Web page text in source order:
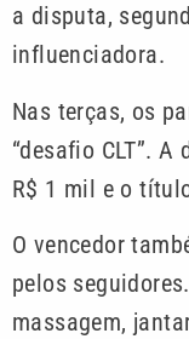
a disputa,
influenciadora.
Nas terças, os
“desafio CLT”.
R$ 1 mil e o
O vencedor
pelos
massagem,